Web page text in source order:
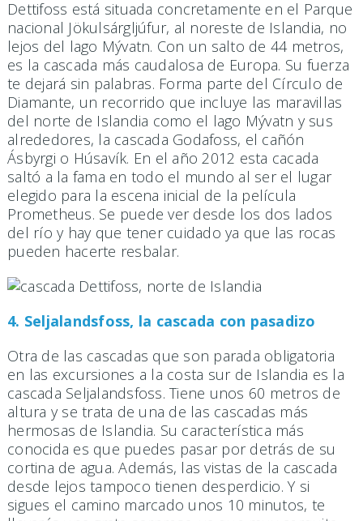
Dettifoss está situada concretamente en el Parque
nacional Jökulsárgljúfur, al noreste de Islandia, no
lejos del lago Mývatn. Con un salto de 44 metros,
es la cascada más caudalosa de Europa. Su fuerza
te dejará sin palabras. Forma parte del Círculo de
Diamante, un recorrido que incluye las maravillas
del norte de Islandia como el lago Mývatn y sus
alrededores, la cascada Godafoss, el cañón
Ásbyrgi o Húsavík. En el año 2012 esta cacada
saltó a la fama en todo el mundo al ser el lugar
elegido para la escena inicial de la película
Prometheus. Se puede ver desde los dos lados
del río y hay que tener cuidado ya que las rocas
pueden hacerte resbalar.
4. Seljalandsfoss, la cascada con pasadizo
Otra de las cascadas que son parada obligatoria
en las excursiones a la costa sur de Islandia es la
cascada Seljalandsfoss. Tiene unos 60 metros de
altura y se trata de una de las cascadas más
hermosas de Islandia. Su característica más
conocida es que puedes pasar por detrás de su
cortina de agua. Además, las vistas de la cascada
desde lejos tampoco tienen desperdicio. Y si
sigues el camino marcado unos 10 minutos, te